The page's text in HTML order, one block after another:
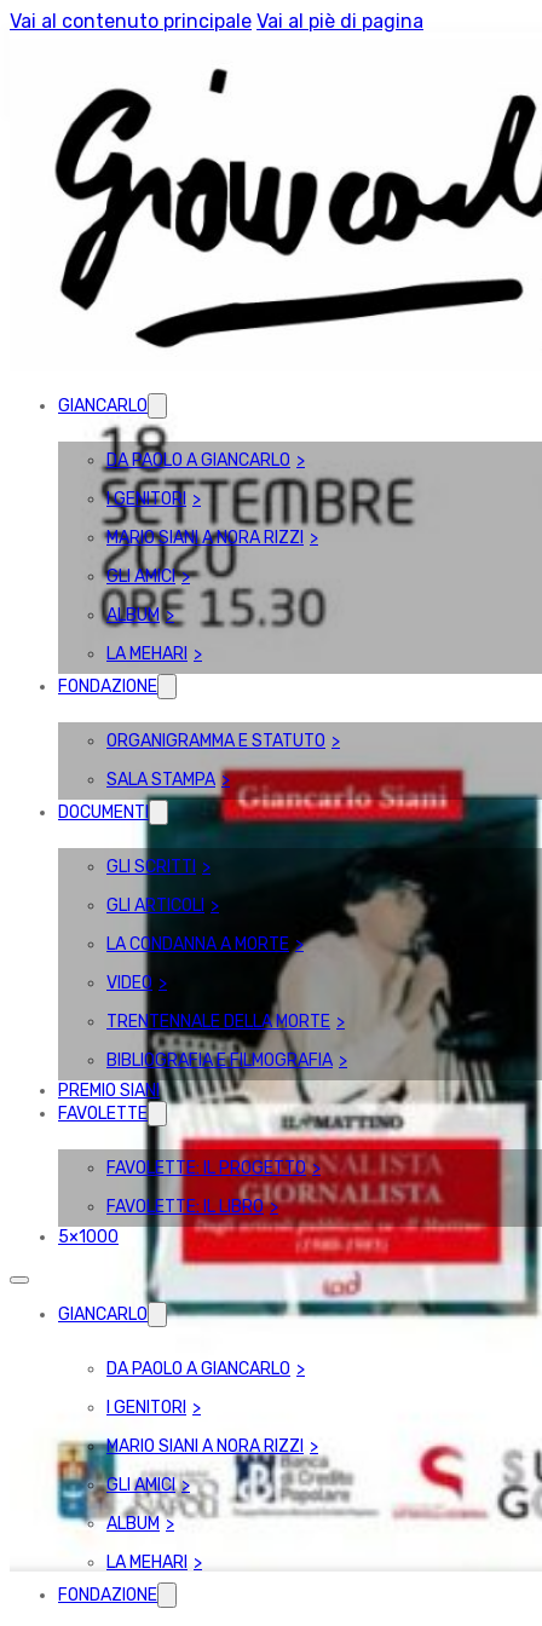
Vai al contenuto principale Vai al piè di pagina
GIANCARLO
DA PAOLO A GIANCARLO
I GENITORI
MARIO SIANI A NORA RIZZI
GLI AMICI
ALBUM
LA MEHARI
FONDAZIONE
ORGANIGRAMMA E STATUTO
SALA STAMPA
DOCUMENTI
GLI SCRITTI
GLI ARTICOLI
LA CONDANNA A MORTE
VIDEO
TRENTENNALE DELLA MORTE
BIBLIOGRAFIA E FILMOGRAFIA
PREMIO SIANI
FAVOLETTE
FAVOLETTE: IL PROGETTO
FAVOLETTE: IL LIBRO
5×1000
GIANCARLO
DA PAOLO A GIANCARLO
I GENITORI
MARIO SIANI A NORA RIZZI
GLI AMICI
ALBUM
LA MEHARI
FONDAZIONE
GIANCARLO SIANI. GIORNALISTA –
GIORNALISTA | PRESENTAZIONE